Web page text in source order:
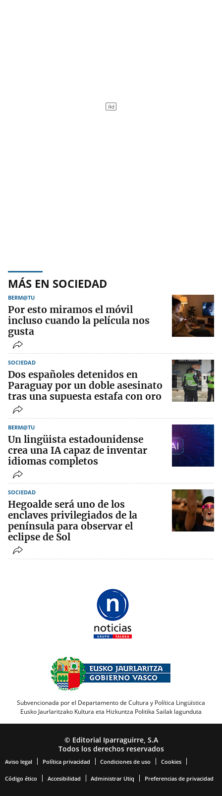
MÁS EN SOCIEDAD
BERM@TU
Por esto miramos el móvil
incluso cuando la película nos
gusta
SOCIEDAD
Dos españoles detenidos en
Paraguay por un doble asesinato
tras una supuesta estafa con oro
BERM@TU
Un lingüista estadounidense
crea una IA capaz de inventar
idiomas completos
SOCIEDAD
Hegoalde será uno de los
enclaves privilegiados de la
península para observar el
eclipse de Sol
Subvencionada por el Departamento de Cultura y Política Lingüística
Eusko Jaurlaritzako Kultura eta Hizkuntza Politika Sailak lagunduta
© Editorial Iparraguirre, S.A
Todos los derechos reservados
Aviso legal Política privacidad Condiciones de uso Cookies
Código ético Accesibilidad Administrar Utiq Preferencias de privacidad